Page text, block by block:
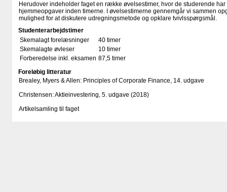
Herudover indeholder faget en række øvelsestimer, hvor de studerende
hjemmeopgaver inden timerne. I øvelsestimerne gennemgår vi sammen
mulighed for at diskutere udregningsmetode og opklare tvivlsspørgsmål.
Studenterarbejdstimer
Skemalagt forelæsninger
40 timer
Skemalagte øvleser
10 timer
Forberedelse inkl. eksamen 87,5 timer
Foreløbig litteratur
Brealey, Myers & Allen: Principles of Corporate Finance, 14. udgave
Christensen: Aktieinvestering, 5. udgave (2018)
Artikelsamling til faget